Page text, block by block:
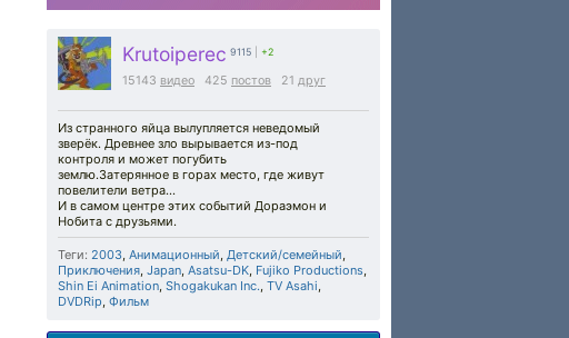
Krutoiperec 9115 +2
15143 видео 425 постов 21 друг
Из странного яйца вылупляется неведомый
зверёк. Древнее зло вырывается из-под
контроля и может погубить
землю.Затерянное в горах место, где живут
повелители ветра...
И в самом центре этих событий Дораэмон и
Нобита с друзьями.
Теги: 2003, Анимационный, Детский/семейный,
Приключения, Japan, Asatsu-DK, Fujiko Productions,
Shin Ei Animation, Shogakukan Inc., TV Asahi,
DVDRip, Фильм